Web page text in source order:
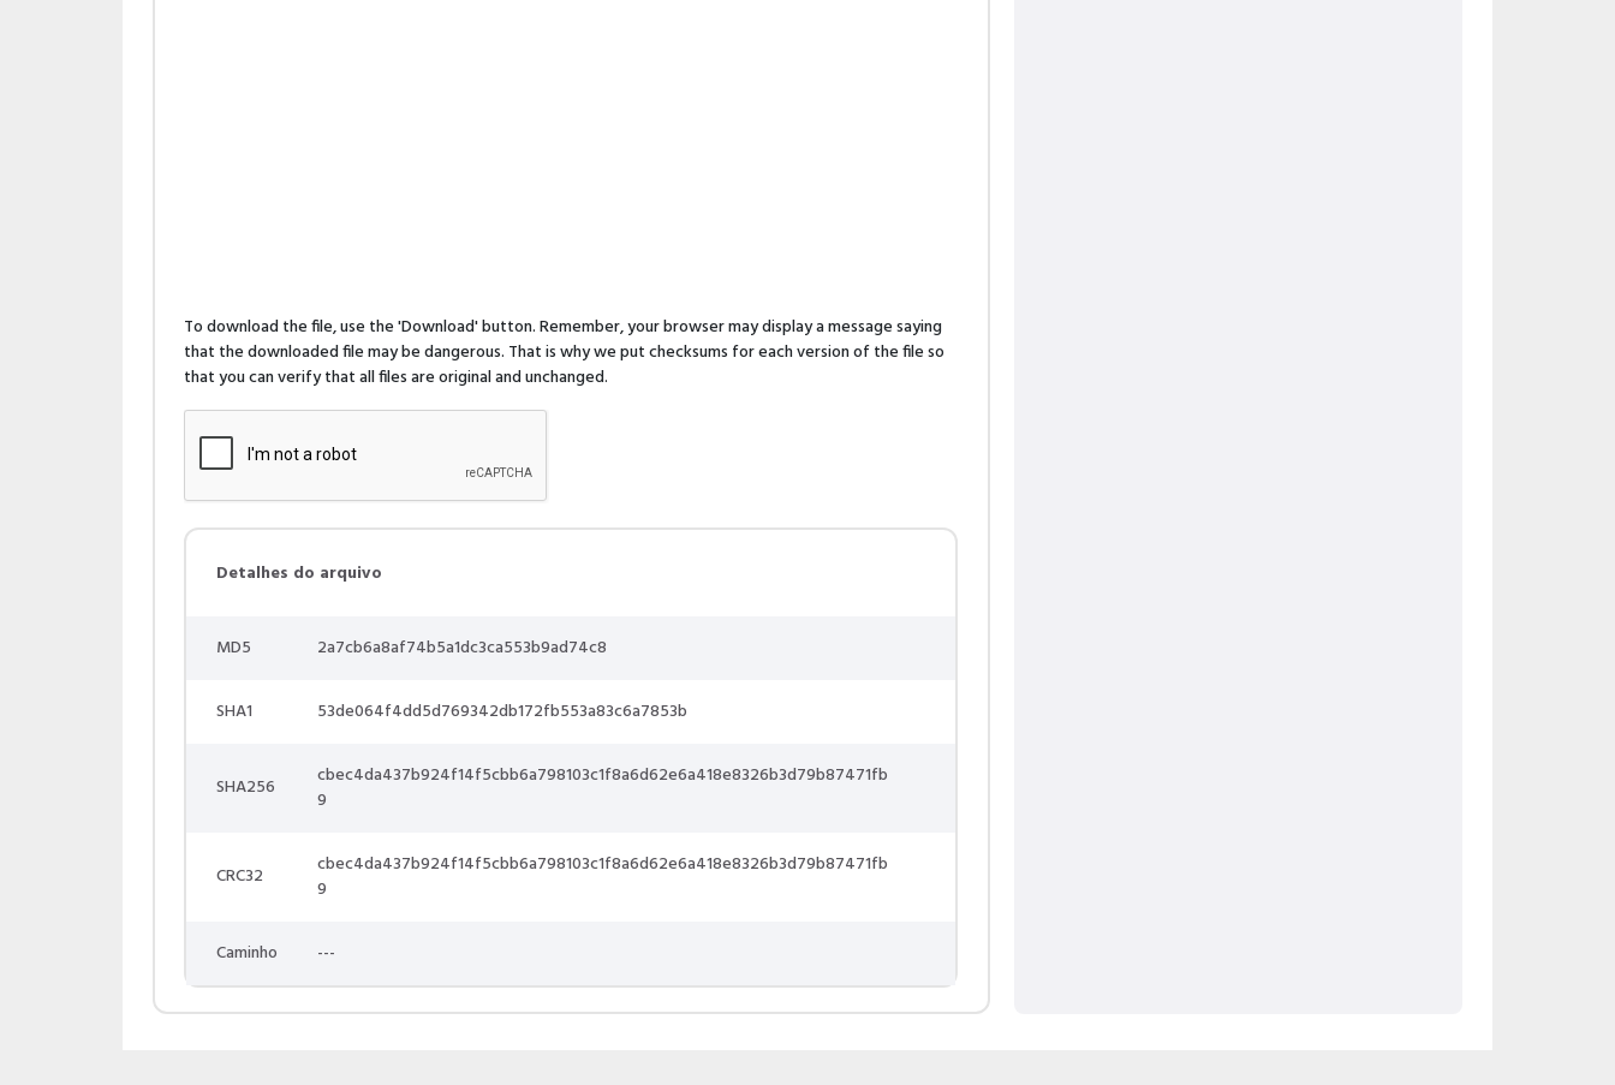
To download the file, use the 'Download' button. Remember, your browser may display a message saying
that the downloaded file may be dangerous. That is why we put checksums for each version of the file so
that you can verify that all files are original and unchanged.
Detalhes do arquivo
MD5 2a7cb6a8af74b5a1dc3ca553b9ad74c8
SHA1 53de064f4dd5d769342db172fb553a83c6a7853b
SHA256
cbec4da437b924f14f5cbb6a798103c1f8a6d62e6a418e8326b3d79b87471fb
9
CRC32
cbec4da437b924f14f5cbb6a798103c1f8a6d62e6a418e8326b3d79b87471fb
9
Caminho ---